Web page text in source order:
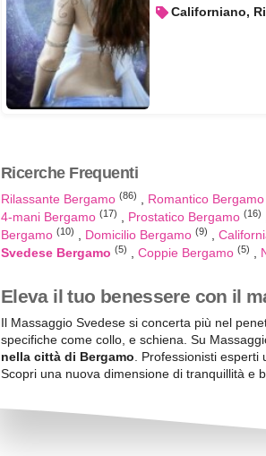
Californiano,
Ricerche Frequenti
Rilassante Bergamo (86) Romantico Bergamo
4-mani Bergamo (17) Prostatico Bergamo (16)
Bergamo (10) Domicilio Bergamo (9)
Svedese Bergamo (5) Coppie Bergamo (5)
Eleva il tuo benessere con il
Il Massaggio Svedese si concerta più nel
specifiche come collo, e schiena. Su
nella città di Bergamo . Professionisti
Scopri una nuova dimensione di tranquillità e